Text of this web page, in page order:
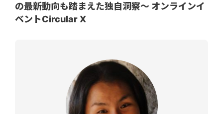
の最新動向も踏まえた独自洞察～ オンラインイ
ベントCircular X